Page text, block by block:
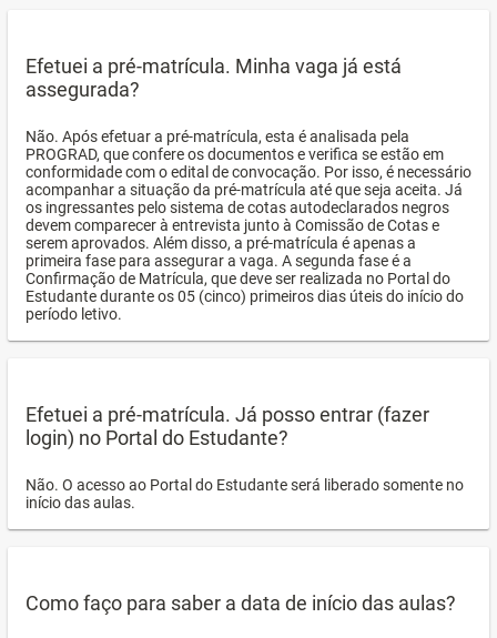
Efetuei a pré-matrícula. Minha vaga já está
assegurada?
Não. Após efetuar a pré-matrícula, esta é analisada pela
PROGRAD, que confere os documentos e verifica se estão em
conformidade com o edital de convocação. Por isso, é necessário
acompanhar a situação da pré-matrícula até que seja aceita. Já
os ingressantes pelo sistema de cotas autodeclarados negros
devem comparecer à entrevista junto à Comissão de Cotas e
serem aprovados. Além disso, a pré-matrícula é apenas a
primeira fase para assegurar a vaga. A segunda fase é a
Confirmação de Matrícula, que deve ser realizada no Portal do
Estudante durante os 05 (cinco) primeiros dias úteis do início do
período letivo.
Efetuei a pré-matrícula. Já posso entrar (fazer
login) no Portal do Estudante?
Não. O acesso ao Portal do Estudante será liberado somente no
início das aulas.
Como faço para saber a data de início das aulas?